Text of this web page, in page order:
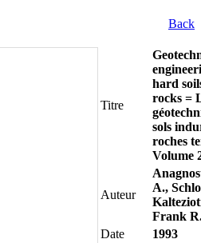
Back
Titre
hard
rocks =
sols
roches
Volume
Auteur
A.,
Frank
Date
1993